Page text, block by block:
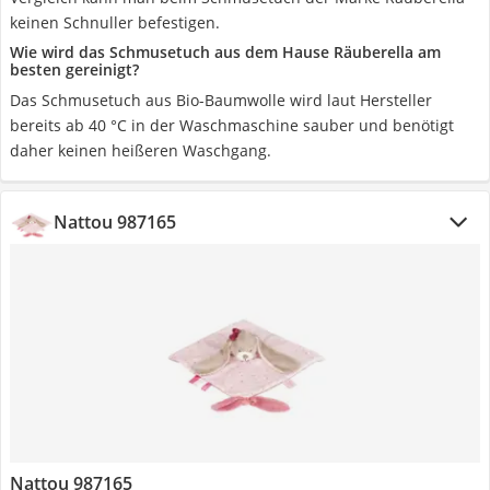
keinen Schnuller befestigen.
Wie wird das Schmusetuch aus dem Hause Räuberella am
besten gereinigt?
Das Schmusetuch aus Bio-Baumwolle wird laut Hersteller
bereits ab 40 °C in der Waschmaschine sauber und benötigt
daher keinen heißeren Waschgang.
Nattou 987165
Nattou 987165